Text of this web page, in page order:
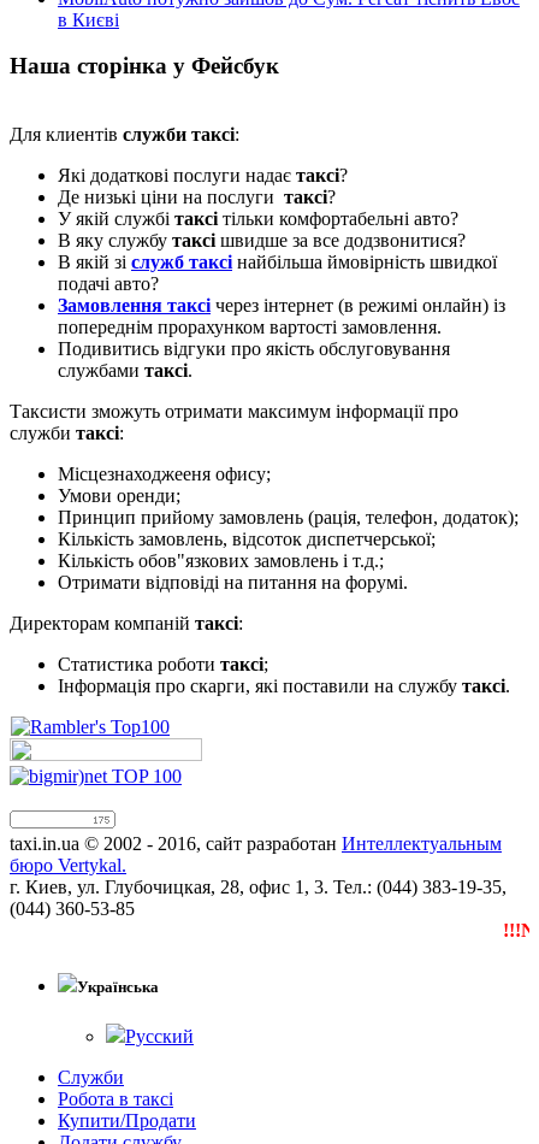
в Києві
Наша сторінка у Фейсбук
Для клиентів служби таксі:
Які додаткові послуги надає таксі?
Де низькі ціни на послуги таксі?
У якій службі таксі тільки комфортабельні авто?
В яку службу таксі швидше за все додзвонитися?
В якій зі служб таксі найбільша ймовірність швидкої
подачі авто?
Замовлення таксі через інтернет (в режимі онлайн) із
попереднім прорахунком вартості замовлення.
Подивитись відгуки про якість обслуговування
службами таксі.
Таксисти зможуть отримати максимум інформації про
служби таксі:
Місцезнаходжееня офису;
Умови оренди;
Принцип прийому замовлень (рація, телефон, додаток);
Кількість замовлень, відсоток диспетчерської;
Кількість обов"язкових замовлень і т.д.;
Отримати відповіді на питання на форумі.
Директорам компаній таксі:
Статистика роботи таксі;
Інформація про скарги, які поставили на службу таксі.
taxi.in.ua © 2002 - 2016, сайт разработан Интеллектуальным
бюро Vertykal.
г. Киев, ул. Глубочицкая, 28, офис 1, 3. Тел.: (044) 383-19-35,
(044) 360-53-85
Українська
Русский
Служби
Робота в таксі
Купити/Продати